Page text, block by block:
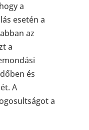
a
esetén a
az
a
és
A
a